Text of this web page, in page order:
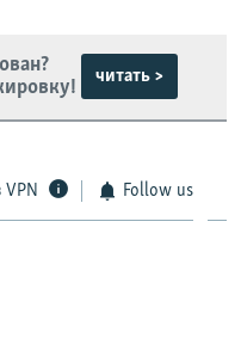
читать >
VPN Follow us